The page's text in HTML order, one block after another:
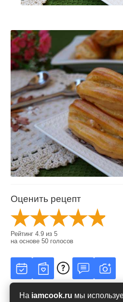
На iamcook.ru мы
Оценить рецепт
Рейтинг4.9 из5
на основе50 голосов